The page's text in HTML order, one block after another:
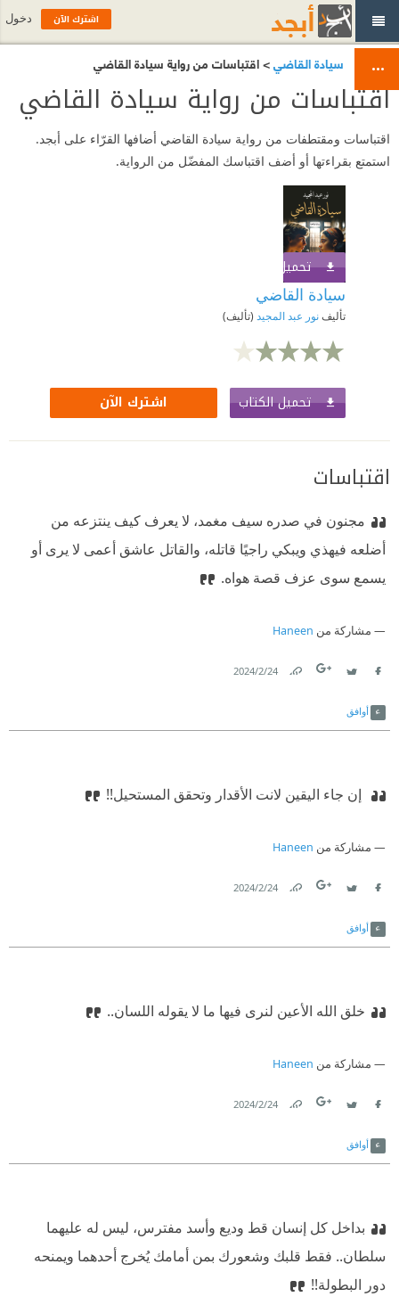
سيادة القاضي> اقتباسات من رواية سيادة القاضي
اقتباسات من رواية سيادة القاضي
اقتباسات ومقتطفات من رواية سيادة القاضي أضافها القرّاء على أبجد.
استمتع بقراءتها أو أضف اقتباسك المفضّل من الرواية.
تحميل الكتاب
سيادة القاضي
تأليفنور عبد المجيد (تأليف)
تحميل الكتاب اشترك الآن
اقتباسات
مجنون في صدره سيف مغمد، لا يعرف كيف ينتزعه من
أضلعه فيهذي ويبكي راجيًا قاتله، والقاتل عاشق أعمى لا يرى أو
يسمع سوى عزف قصة هواه.
مشاركة من Haneen
24‏/2‏/2024
أوافق
‫ إن جاء اليقين لانت الأقدار وتحقق المستحيل!!
مشاركة من Haneen
24‏/2‏/2024
أوافق
خلق الله الأعين لنرى فيها ما لا يقوله اللسان..
مشاركة من Haneen
24‏/2‏/2024
أوافق
بداخل كل إنسان قط وديع وأسد مفترس، ليس له عليهما
سلطان.. ‫ فقط قلبك وشعورك بمن أمامك يُخرج أحدهما ويمنحه
دور البطولة!!
اشترك الآن دخول